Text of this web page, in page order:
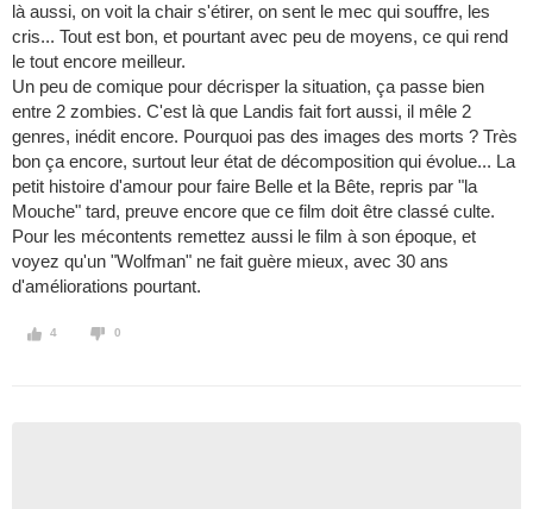
là aussi, on voit la chair s'étirer, on sent le mec qui souffre, les
cris... Tout est bon, et pourtant avec peu de moyens, ce qui rend
le tout encore meilleur.
Un peu de comique pour décrisper la situation, ça passe bien
entre 2 zombies. C'est là que Landis fait fort aussi, il mêle 2
genres, inédit encore. Pourquoi pas des images des morts ? Très
bon ça encore, surtout leur état de décomposition qui évolue... La
petit histoire d'amour pour faire Belle et la Bête, repris par "la
Mouche" tard, preuve encore que ce film doit être classé culte.
Pour les mécontents remettez aussi le film à son époque, et
voyez qu'un "Wolfman" ne fait guère mieux, avec 30 ans
d'améliorations pourtant.
4 0